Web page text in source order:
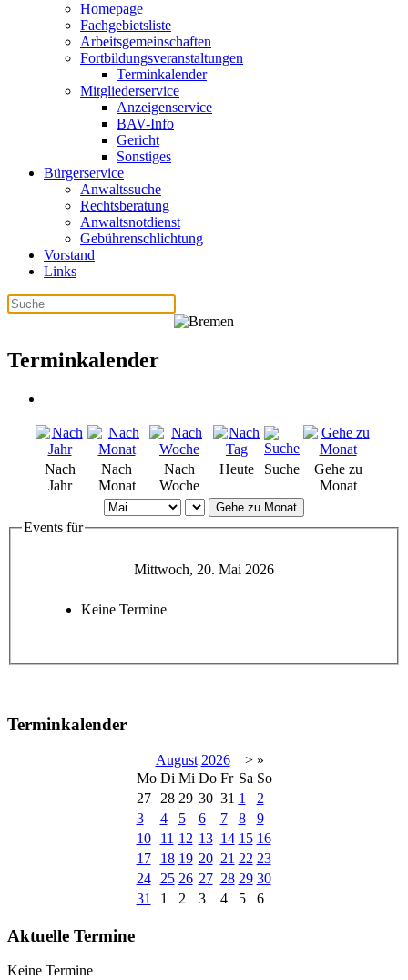
Homepage
Fachgebietsliste
Arbeitsgemeinschaften
Fortbildungsveranstaltungen
Terminkalender
Mitgliederservice
Anzeigenservice
BAV-Info
Gericht
Sonstiges
Bürgerservice
Anwaltssuche
Rechtsberatung
Anwaltsnotdienst
Gebührenschlichtung
Vorstand
Links
Terminkalender
Nach
Jahr
Nach
Monat
Nach
Woche
Heute Suche
Gehe zu
Monat
Gehe zu Monat
Events für
Mittwoch, 20. Mai 2026
Keine Termine
Terminkalender
August 2026 > »
Mo Di Mi Do Fr Sa So
27
28 29 30 31 1
2
3
4 5 6 7 8
9
10
11 12 13 14 15 16
17
18 19 20 21 22 23
24
25 26 27 28 29 30
31
1 2 3 4 5 6
Aktuelle Termine
Keine Termine